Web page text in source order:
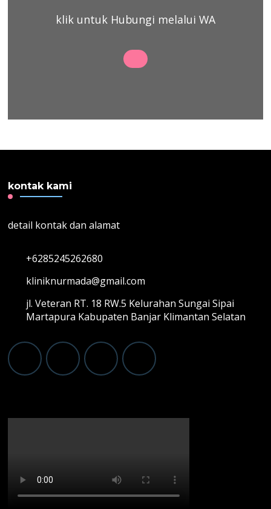
klik untuk Hubungi melalui WA
kontak kami
detail kontak dan alamat
+6285245262680
kliniknurmada@gmail.com
jl. Veteran RT. 18 RW.5 Kelurahan Sungai Sipai
Martapura Kabupaten Banjar Klimantan Selatan